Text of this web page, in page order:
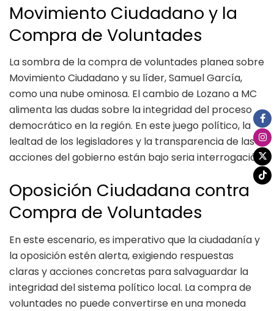
Movimiento Ciudadano y la
Compra de Voluntades
La sombra de la compra de voluntades planea sobre
Movimiento Ciudadano y su líder, Samuel García,
como una nube ominosa. El cambio de Lozano a MC
alimenta las dudas sobre la integridad del proceso
democrático en la región. En este juego político, la
lealtad de los legisladores y la transparencia de las
acciones del gobierno están bajo seria interrogación.
Oposición Ciudadana contra
Compra de Voluntades
En este escenario, es imperativo que la ciudadanía y
la oposición estén alerta, exigiendo respuestas
claras y acciones concretas para salvaguardar la
integridad del sistema político local. La compra de
voluntades no puede convertirse en una moneda